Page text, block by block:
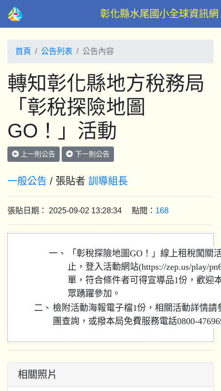
彰化縣水尾國小全球資訊網
首頁 公告列表 公告內容
轉知彰化縣地方稅務局
「彰稅探險地圖
GO！」活動
上一則公告 下一則公告
一般公告 / 張貼者 訓導組長
張貼日期： 2025-09-02 13:28:34 點閱： 168
一、
「彰稅探險地圖GO！」線上租稅闖關
止，登入活動網站(https://zep.us/play/
單，符合條件者可得宣導品1份，歡迎
眾踴躍參加。
二、 檢附活動海報電子檔1份，相關活動詳情
團查詢，或撥本局免費服務電話0800-
相關照片